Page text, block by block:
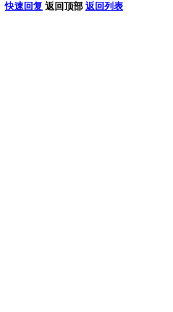
快速回复 返回顶部 返回列表